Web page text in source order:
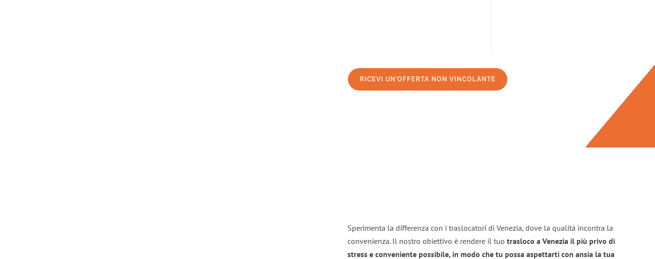
RICEVI UN'OFFERTA NON VINCOLANTE
Sperimenta la differenza con i traslocatori di Venezia, dove la qualità incontra la
convenienza. Il nostro obiettivo è rendere il tuo trasloco a Venezia il più privo di
stress e conveniente possibile, in modo che tu possa aspettarti con ansia la tua